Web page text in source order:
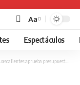
Font
Resizer
Aa
Espectáculos
aprueba presupuesto 2025